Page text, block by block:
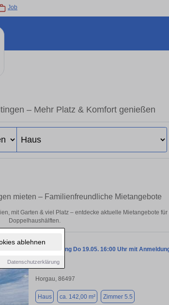
ablehnen
Datenschutzerklärung
Job
– Mehr Platz & Komfort genießen
mieten – Familienfreundliche Mietangebote
mit Garten & viel Platz – entdecke aktuelle Mietangebote
Doppelhaushälften.
Besichtigung Do 19.05. 16:00 Uhr mit
Horgau, 86497
Haus ca. 142,00 m² Zimmer 5.5